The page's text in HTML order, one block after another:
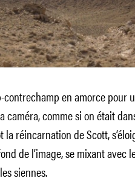
en amorce pour
caméra, comme si on était
la réincarnation de Scott,
de l’image, se mixant avec
siennes.